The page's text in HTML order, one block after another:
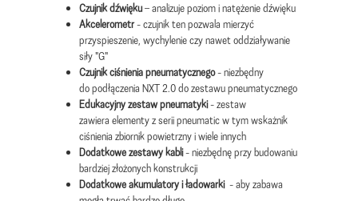
Czujnik dźwięku– analizuje poziom i natężenie dźwięku
Akcelerometr- czujnik ten pozwala mierzyć
przyspieszenie, wychylenie czy nawet oddziaływanie
siły "G"
Czujnik ciśnienia pneumatycznego- niezbędny
do podłączenia NXT 2.0 do zestawu pneumatycznego
Edukacyjny zestaw pneumatyki- zestaw
zawiera elementy z serii pneumatic w tym wskażnik
ciśnienia zbiornik powietrzny i wiele innych
Dodatkowe zestawy kabli- niezbędnę przy budowaniu
bardziej złożonych konstrukcji
Dodatkowe akumulatory i ładowarki - aby zabawa